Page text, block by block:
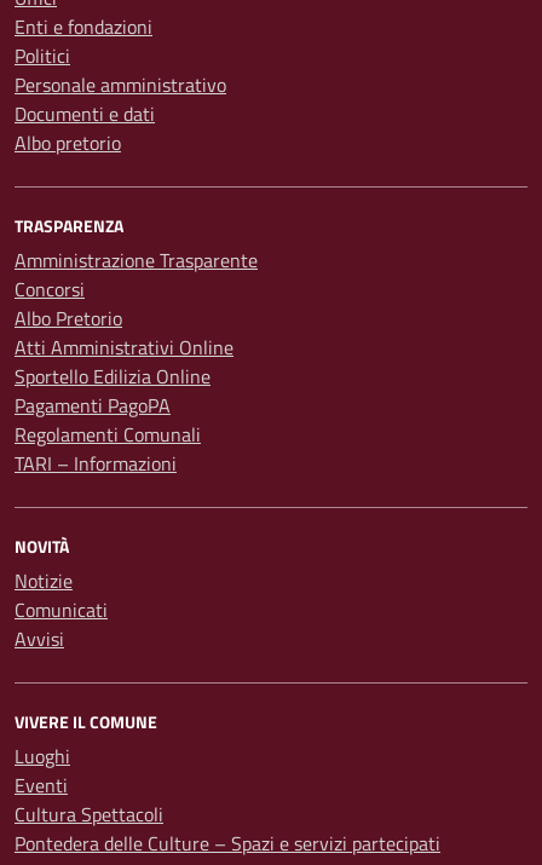
Enti e fondazioni
Politici
Personale amministrativo
Documenti e dati
Albo pretorio
TRASPARENZA
Amministrazione Trasparente
Concorsi
Albo Pretorio
Atti Amministrativi Online
Sportello Edilizia Online
Pagamenti PagoPA
Regolamenti Comunali
TARI – Informazioni
NOVITÀ
Notizie
Comunicati
Avvisi
VIVERE IL COMUNE
Luoghi
Eventi
Cultura Spettacoli
Pontedera delle Culture – Spazi e servizi partecipati